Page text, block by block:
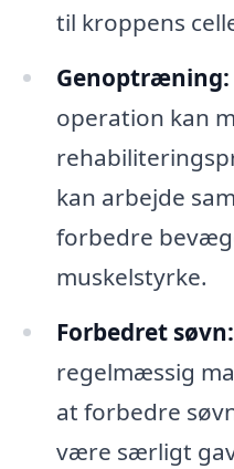
til kroppens
Genoptræning:
operation kan
kan arbejde
forbedre
muskelstyrke.
Forbedret søvn:
regelmæssig
at forbedre
være særligt